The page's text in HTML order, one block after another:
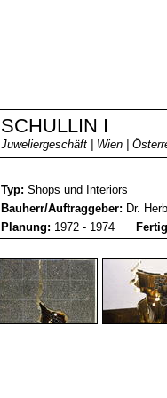
SCHULLIN I
Juweliergeschäft | Wien |
Typ: Shops und Interiors
Bauherr/Auftraggeber: Dr.
Planung: 1972 - 1974